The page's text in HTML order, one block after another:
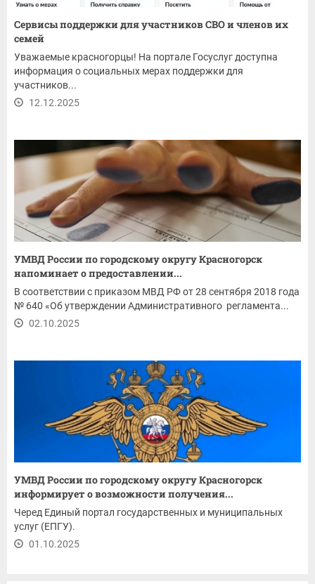
Сервисы поддержки для участников СВО и членов их
семей
Уважаемые красногорцы! На портале Госуслуг доступна
информация о социальных мерах поддержки для
участников...
12.12.2025
УМВД России по городскому округу Красногорск
напоминает о предоставлении...
В соответствии с приказом МВД РФ от 28 сентября 2018 года
№ 640 «Об утверждении Административного регламента...
02.10.2025
УМВД России по городскому округу Красногорск
информирует о возможности получения...
Черед Единый портал государственных и муниципальных
услуг (ЕПГУ).
01.10.2025